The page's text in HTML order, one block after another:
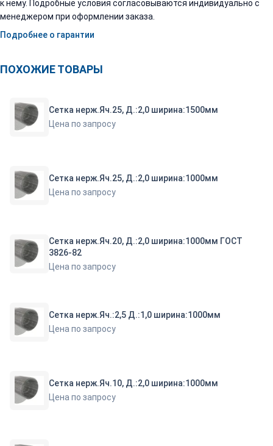
к нему. Подробные условия согласовываются индивидуально с
менеджером при оформлении заказа.
Подробнее о гарантии
ПОХОЖИЕ ТОВАРЫ
Сетка нерж.Яч.25, Д.:2,0 ширина:1500мм
Цена по запросу
Сетка нерж.Яч.25, Д.:2,0 ширина:1000мм
Цена по запросу
Сетка нерж.Яч.20, Д.:2,0 ширина:1000мм ГОСТ
3826-82
Цена по запросу
Сетка нерж.Яч.:2,5 Д.:1,0 ширина:1000мм
Цена по запросу
Сетка нерж.Яч.10, Д.:2,0 ширина:1000мм
Цена по запросу